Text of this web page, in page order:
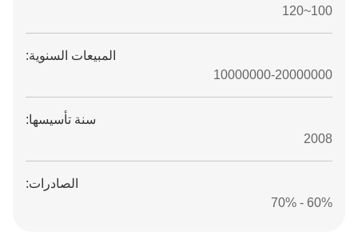
100~120
المبيعات السنوية:
10000000-20000000
سنة تأسيسها:
2008
الصادرات:
60% - 70%